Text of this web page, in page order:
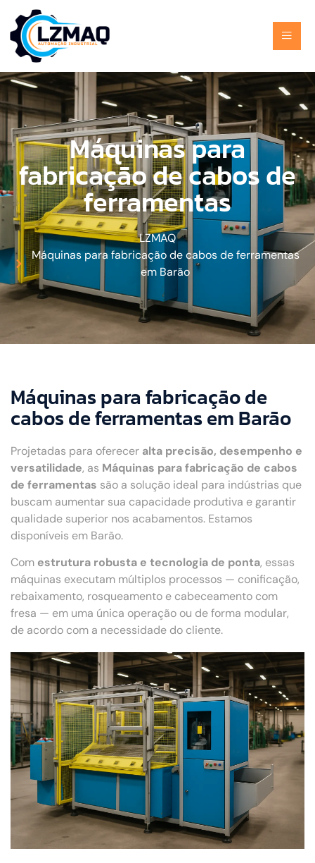
Máquinas para
fabricação de cabos de
ferramentas
LZMAQ
Máquinas para fabricação de cabos de ferramentas
em Barão
Máquinas para fabricação de
cabos de ferramentas em Barão
Projetadas para oferecer alta precisão, desempenho e
versatilidade, as Máquinas para fabricação de cabos
de ferramentas são a solução ideal para indústrias que
buscam aumentar sua capacidade produtiva e garantir
qualidade superior nos acabamentos. Estamos
disponíveis em Barão.
Com estrutura robusta e tecnologia de ponta, essas
máquinas executam múltiplos processos — conificação,
rebaixamento, rosqueamento e cabeceamento com
fresa — em uma única operação ou de forma modular,
de acordo com a necessidade do cliente.